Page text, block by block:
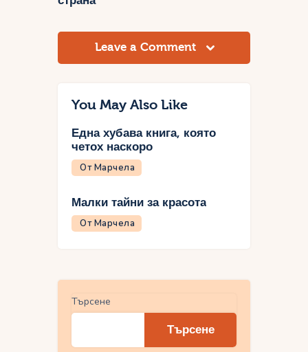
Leave a Comment
You May Also Like
Една хубава книга, която
четох наскоро
От Марчела
Малки тайни за красота
От Марчела
Търсене
Търсене